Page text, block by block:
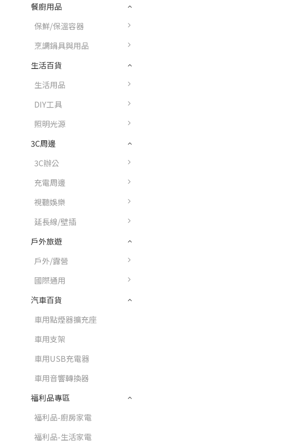
餐廚用品
保鮮/保溫容器
烹調鍋具與用品
生活百貨
生活用品
DIY工具
照明光源
3C周邊
3C辦公
充電周邊
視聽娛樂
延長線/壁插
戶外旅遊
戶外/露營
國際通用
汽車百貨
車用點煙器擴充座
車用支架
車用USB充電器
車用音響轉換器
福利品專區
福利品-廚房家電
福利品-生活家電